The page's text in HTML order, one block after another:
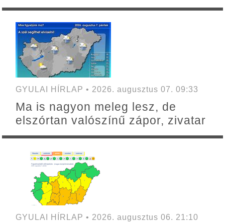
GYULAI HÍRLAP • 2026. augusztus 07. 09:33
Ma is nagyon meleg lesz, de
elszórtan valószínű zápor, zivatar
GYULAI HÍRLAP • 2026. augusztus 06. 21:10